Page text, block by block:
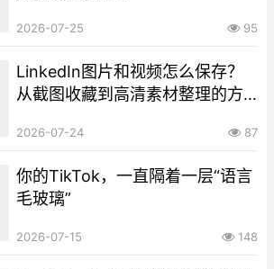
2026-07-25 95
LinkedIn图片和视频怎么保存？
从截图收藏到高清素材整理的方
2026-07-24 87
你的TikTok，一直隔着一层“语言
毛玻璃”
2026-07-15 148